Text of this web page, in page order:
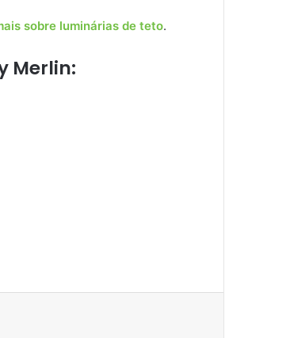
sobre luminárias de teto.
Merlin: